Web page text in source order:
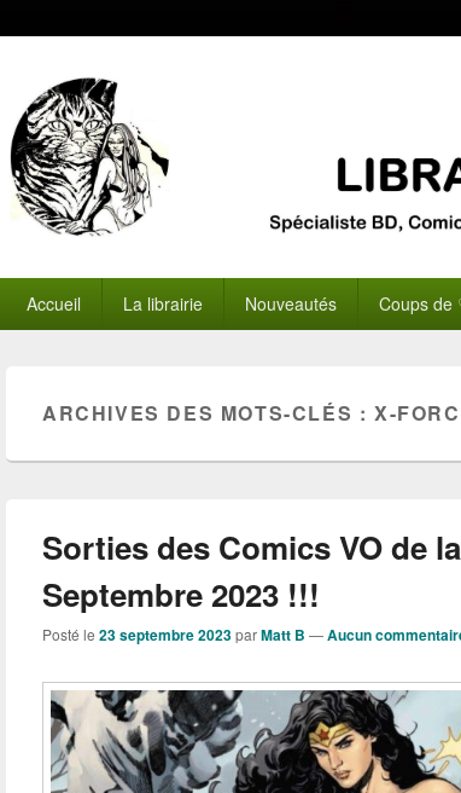
Accueil La librairie Nouveautés Coups de
ARCHIVES DES MOTS-CLÉS :X-
Sorties des Comics VO de
Septembre 2023 !!!
Posté le 23 septembre 2023parMatt B —Aucun